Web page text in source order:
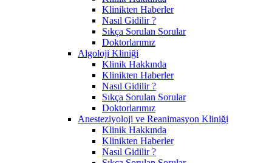
Klinikten Haberler
Nasıl Gidilir ?
Sıkça Sorulan Sorular
Doktorlarımız
Algoloji Kliniği
Klinik Hakkında
Klinikten Haberler
Nasıl Gidilir ?
Sıkça Sorulan Sorular
Doktorlarımız
Anesteziyoloji ve Reanimasyon Kliniği
Klinik Hakkında
Klinikten Haberler
Nasıl Gidilir ?